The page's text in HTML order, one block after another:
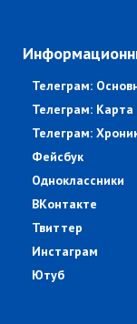
Телеграм:
Телеграм:
Телеграм:
Фейсбук
Одноклассники
ВКонтакте
Твиттер
Инстаграм
Ютуб